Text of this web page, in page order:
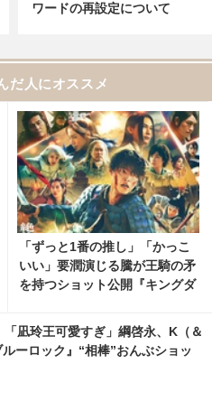
ワードの再設定について
だ人にオススメ
「ずっと1番の推し」「かっこ
いい」要潤演じる騰が王騎の矛
を持つショット公開『キングダ
「凪玲王可愛すぎ」綱啓永、K（＆
ーロック』“相棒”おんぶショッ